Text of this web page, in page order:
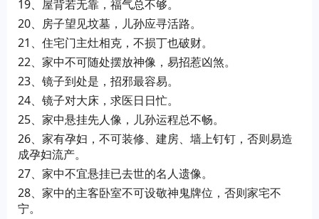
19、屋背若无靠，福气总不够。
20、房子望见坟墓，儿孙应寻活路。
21、住宅门主灶相克，不损丁也破财。
22、家中不可随处摆放神像，易招惹凶煞。
23、镜子到处是，招邪最容易。
24、镜子对大床，求医日日忙。
25、家中悬挂先人像，儿孙运程总不畅。
26、家有孕妇，不可装修、建房、墙上钉钉，否则易造
成孕妇流产。
27、家中不宜悬挂已去世的名人遗像。
28、家中的主客卧室不可设敬神鬼牌位，否则家宅不
宁。